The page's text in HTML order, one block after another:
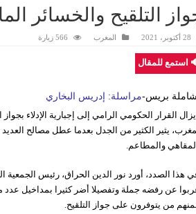
التلقيح والخسائر
28 أكتوبر، 2021 المغرب 566 زيارة
استمع للمقال
بريس-مراسلة: إدريس البخاري
يزال القرار الحكومي الرامي إلى إجبارية الإدلاء
يثير الكثير من الجدل بعدما عطل مصالح
والمطاعم.
هذا الصدد، أورد نور الدين الحراق، رئيس الجمعية
من يتوفرون على جواز التلقيح.